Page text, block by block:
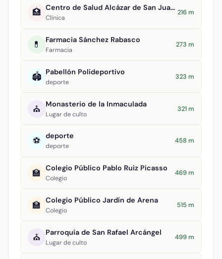
🏥 Centro de Salud Alcázar de San Juan II
Clínica
216 m
💊 Farmacia Sánchez Rabasco
Farmacia
273 m
🏟️ Pabellón Polideportivo
deporte
323 m
⛪ Monasterio de la Inmaculada
Lugar de culto
321 m
⚽ deporte
deporte
458 m
🏫 Colegio Público Pablo Ruiz Picasso
Colegio
469 m
🏫 Colegio Público Jardín de Arena
Colegio
515 m
⛪ Parroquía de San Rafael Arcángel
Lugar de culto
499 m